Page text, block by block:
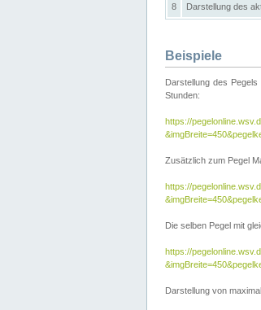
8 Darstellung des
Beispiele
Darstellung des
Stunden:
https://
Zusätzlich zum Pegel
https://
Die selben Pegel mit
https://
Darstellung von